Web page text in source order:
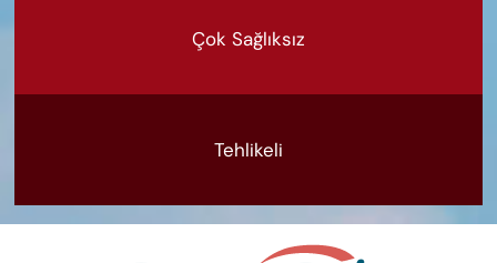
Çok Sağlıksız
Tehlikeli